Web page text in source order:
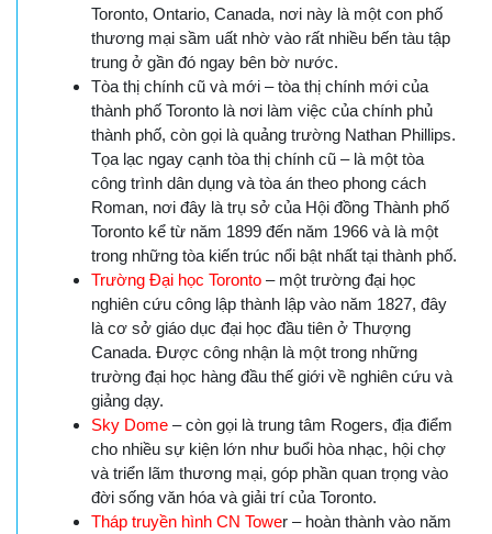
Toronto, Ontario, Canada, nơi này là một con phố
thương mại sầm uất nhờ vào rất nhiều bến tàu tập
trung ở gần đó ngay bên bờ nước.
Tòa thị chính cũ và mới – tòa thị chính mới của
thành phố Toronto là nơi làm việc của chính phủ
thành phố, còn gọi là quảng trường Nathan Phillips.
Tọa lạc ngay cạnh tòa thị chính cũ – là một tòa
công trình dân dụng và tòa án theo phong cách
Roman, nơi đây là trụ sở của Hội đồng Thành phố
Toronto kể từ năm 1899 đến năm 1966 và là một
trong những tòa kiến trúc nổi bật nhất tại thành phố.
Trường Đại học Toronto– một trường đại học
nghiên cứu công lập thành lập vào năm 1827, đây
là cơ sở giáo dục đại học đầu tiên ở Thượng
Canada. Được công nhận là một trong những
trường đại học hàng đầu thế giới về nghiên cứu và
giảng dạy.
Sky Dome – còn gọi là trung tâm Rogers, địa điểm
cho nhiều sự kiện lớn như buổi hòa nhạc, hội chợ
và triển lãm thương mại, góp phần quan trọng vào
đời sống văn hóa và giải trí của Toronto.
Tháp truyền hình CN Tower – hoàn thành vào năm